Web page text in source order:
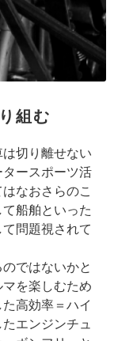
組む
切り離せない
ースポーツ活
なおさらのこ
船舶といった
問題視されて
ではないかと
を楽しむため
高効率＝ハイ
エンジンチュ